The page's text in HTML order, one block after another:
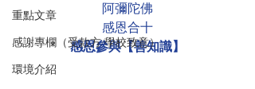
重點文章
感謝專欄（受款方/學校致意）
環境介紹
阿彌陀佛
感恩合十
感恩參與【善知識】